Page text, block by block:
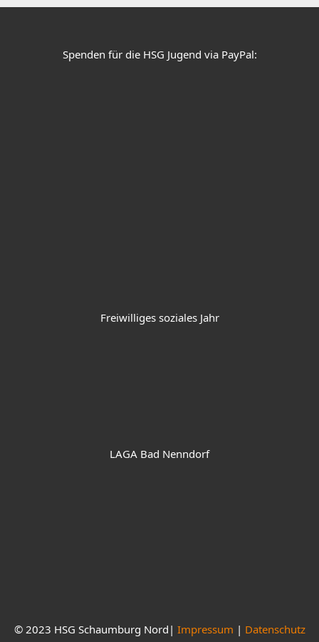
e
k
t
a
m
t
Spenden für die HSG Jugend via PayPal:
Freiwilliges soziales Jahr
LAGA Bad Nenndorf
© 2023 HSG Schaumburg Nord| Impressum | Datenschutz